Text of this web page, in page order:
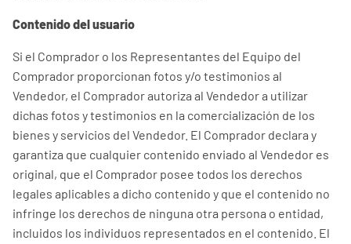
Contenido del usuario
Si el Comprador o los Representantes del Equipo del
Comprador proporcionan fotos y/o testimonios al
Vendedor, el Comprador autoriza al Vendedor a utilizar
dichas fotos y testimonios en la comercialización de los
bienes y servicios del Vendedor. El Comprador declara y
garantiza que cualquier contenido enviado al Vendedor es
original, que el Comprador posee todos los derechos
legales aplicables a dicho contenido y que el contenido no
infringe los derechos de ninguna otra persona o entidad,
incluidos los individuos representados en el contenido. El